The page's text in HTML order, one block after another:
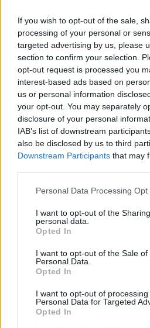
If you wish to opt-out of the sale,
processing of your personal or
targeted advertising by us, please
section to confirm your selection.
opt-out request is processed you
interest-based ads based on
us or personal information
your opt-out. You may separately
disclosure of your personal
IAB’s list of downstream
also be disclosed by us to third
Downstream Participants that may
Personal Data Processing Opt
I want to opt-out of the
personal data.
Opted In
I want to opt-out of the Sale of
Personal Data.
Opted In
I want to opt-out of processing
Personal Data for Targeted
Opted In
μπορεί να βοηθήσει τον
αποφασίσει εάν
εξετάσεις.
Πηγή:https://
ΔΙΑΒΑΣΤΕ ΕΠΙΣΗΣ
Καρδιακή προσβολή: Το
σύμπτωμα είναι στο
πολλοί πριν το έμφραγμα
Είναι κρίση πανικού ή
ξεχωρίσετε
φωτό: iStock